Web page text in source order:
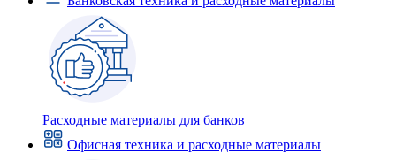
Расходные материалы для банков
Офисная техника и расходные материалы